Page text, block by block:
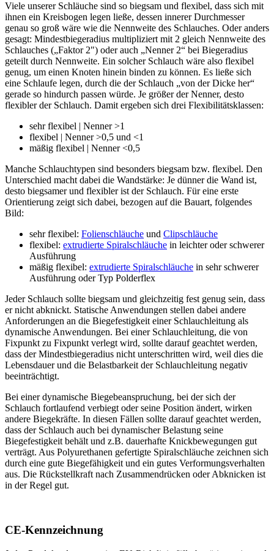
Viele unserer Schläuche sind so biegsam und flexibel, dass sich mit
ihnen ein Kreisbogen legen ließe, dessen innerer Durchmesser
genau so groß wäre wie die Nennweite des Schlauches. Oder anders
gesagt: Mindestbiegeradius multipliziert mit 2 gleich Nennweite des
Schlauches („Faktor 2") oder auch „Nenner 2“ bei Biegeradius
geteilt durch Nennweite. Ein solcher Schlauch wäre also flexibel
genug, um einen Knoten hinein binden zu können. Es ließe sich
eine Schlaufe legen, durch die der Schlauch „von der Dicke her“
gerade so hindurch passen würde. Je größer der Nenner, desto
flexibler der Schlauch. Damit ergeben sich drei Flexibilitätsklassen:
sehr flexibel | Nenner >1
flexibel | Nenner >0,5 und <1
mäßig flexibel | Nenner <0,5
Manche Schlauchtypen sind besonders biegsam bzw. flexibel. Den
Unterschied macht dabei die Wandstärke: Je dünner die Wand ist,
desto biegsamer und flexibler ist der Schlauch. Für eine erste
Orientierung zeigt sich dabei, bezogen auf die Bauart, folgendes
Bild:
sehr flexibel: Folienschläuche und Clipschläuche
flexibel: extrudierte Spiralschläuche in leichter oder schwerer
Ausführung
mäßig flexibel: extrudierte Spiralschläuche in sehr schwerer
Ausführung oder Typ Polderflex
Jeder Schlauch sollte biegsam und gleichzeitig fest genug sein, dass
er nicht abknickt. Statische Anwendungen stellen dabei andere
Anforderungen an die Biegefestigkeit einer Schlauchleitung als
dynamische Anwendungen. Bei einer Schlauchleitung, die von
Fixpunkt zu Fixpunkt verlegt wird, sollte darauf geachtet werden,
dass der Mindestbiegeradius nicht unterschritten wird, weil dies die
Lebensdauer und die Belastbarkeit der Schlauchleitung negativ
beeinträchtigt.
Bei einer dynamische Biegebeanspruchung, bei der sich der
Schlauch fortlaufend verbiegt oder seine Position ändert, wirken
andere Biegekräfte. In diesen Fällen sollte darauf geachtet werden,
dass der Schlauch auch bei dynamischer Belastung seine
Biegefestigkeit behält und z.B. dauerhafte Knickbewegungen gut
verträgt. Aus Polyurethanen gefertigte Spiralschläuche zeichnen sich
durch eine gute Biegefähigkeit und ein gutes Verformungsverhalten
aus. Die Rückstellkraft nach Zusammendrücken oder Abknicken ist
in der Regel gut.
CE-Kennzeichnung